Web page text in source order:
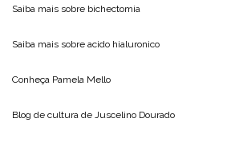
Saiba mais sobre bichectomia
Saiba mais sobre acido hialuronico
Conheça Pamela Mello
Blog de cultura de Juscelino Dourado